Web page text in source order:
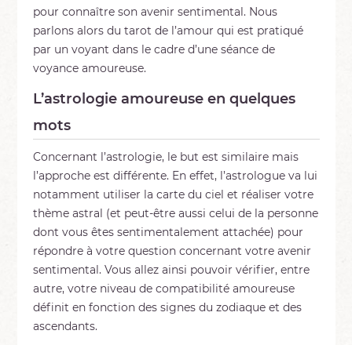
pour connaître son avenir sentimental. Nous
parlons alors du tarot de l’amour qui est pratiqué
par un voyant dans le cadre d’une séance de
voyance amoureuse.
L’astrologie amoureuse en quelques
mots
Concernant l’astrologie, le but est similaire mais
l’approche est différente. En effet, l’astrologue va lui
notamment utiliser la carte du ciel et réaliser votre
thème astral (et peut-être aussi celui de la personne
dont vous êtes sentimentalement attachée) pour
répondre à votre question concernant votre avenir
sentimental. Vous allez ainsi pouvoir vérifier, entre
autre, votre niveau de compatibilité amoureuse
définit en fonction des signes du zodiaque et des
ascendants.